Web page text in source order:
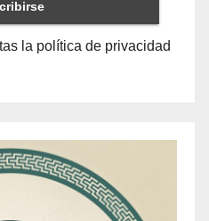
la política de privacidad